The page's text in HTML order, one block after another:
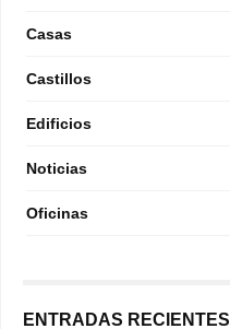
Casas
Castillos
Edificios
Noticias
Oficinas
ENTRADAS RECIENTES